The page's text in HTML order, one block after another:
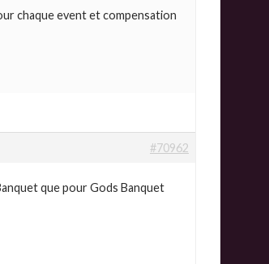
chaque event et compensation
#70962
que pour Gods Banquet